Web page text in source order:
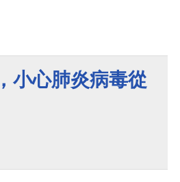
小心肺炎病毒從